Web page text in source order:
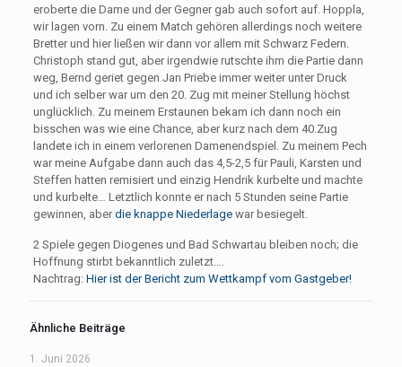
eroberte die Dame und der Gegner gab auch sofort auf. Hoppla,
wir lagen vorn. Zu einem Match gehören allerdings noch weitere
Bretter und hier ließen wir dann vor allem mit Schwarz Federn.
Christoph stand gut, aber irgendwie rutschte ihm die Partie dann
weg, Bernd geriet gegen Jan Priebe immer weiter unter Druck
und ich selber war um den 20. Zug mit meiner Stellung höchst
unglücklich. Zu meinem Erstaunen bekam ich dann noch ein
bisschen was wie eine Chance, aber kurz nach dem 40.Zug
landete ich in einem verlorenen Damenendspiel. Zu meinem Pech
war meine Aufgabe dann auch das 4,5-2,5 für Pauli, Karsten und
Steffen hatten remisiert und einzig Hendrik kurbelte und machte
und kurbelte… Letztlich konnte er nach 5 Stunden seine Partie
gewinnen, aberdie knappe Niederlagewar besiegelt.
2 Spiele gegen Diogenes und Bad Schwartau bleiben noch; die
Hoffnung stirbt bekanntlich zuletzt….
Nachtrag: Hier ist der Bericht zum Wettkampf vom Gastgeber!
Ähnliche Beiträge
1. Juni 2026